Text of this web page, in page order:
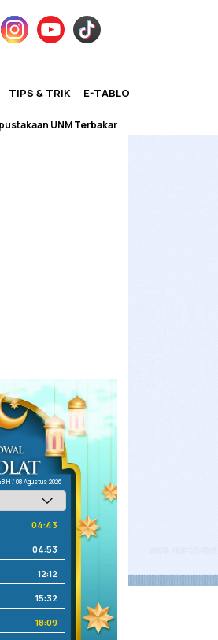
TIPS & TRIK E-TABLOID
UNM Terbakar
H / 08 Agustus 2026
04:43
04:53
12:12
15:32
18:09